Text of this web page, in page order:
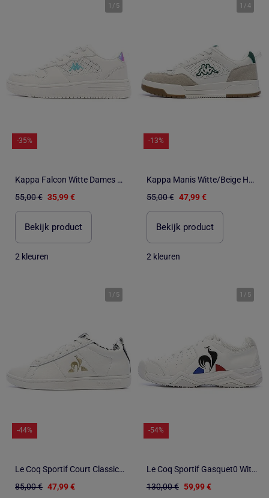
1 / 5
-35%
Kappa Falcon Witte Dames Sneakers
55,00 € 35,99 €
Bekijk product
2 kleuren
1 /4
-13%
Kappa Manis Witte/Beige Heren Sneakers
55,00 € 47,99 €
Bekijk product
2 kleuren
1 / 5
-44%
Le Coq Sportif Court Classic Witte Dames Sneakers
85,00 € 47,99 €
1 / 5
-54%
Le Coq Sportif Gasquet0 Witte Heren Sneakers
130,00 € 59,99 €